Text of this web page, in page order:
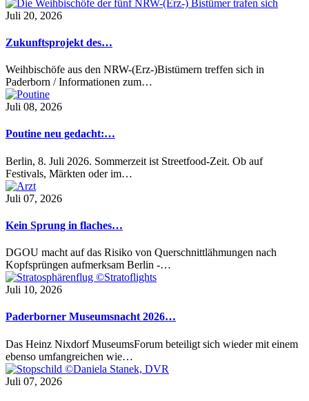
Juli 20, 2026
Zukunftsprojekt des…
Weihbischöfe aus den NRW-(Erz-)Bistümern treffen sich in
Paderborn / Informationen zum…
Juli 08, 2026
Poutine neu gedacht:…
Berlin, 8. Juli 2026. Sommerzeit ist Streetfood-Zeit. Ob auf
Festivals, Märkten oder im…
Juli 07, 2026
Kein Sprung in flaches…
DGOU macht auf das Risiko von Querschnittlähmungen nach
Kopfsprüngen aufmerksam Berlin -…
Juli 10, 2026
Paderborner Museumsnacht 2026…
Das Heinz Nixdorf MuseumsForum beteiligt sich wieder mit einem
ebenso umfangreichen wie…
Juli 07, 2026